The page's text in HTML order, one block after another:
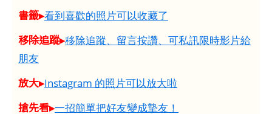
書籤▸看到喜歡的照片可以收藏了
移除追蹤▸移除追蹤、留言按讚、可私訊限時影片給
朋友
放大▸Instagram 的照片可以放大啦
搶先看▸一招簡單把好友變成摯友！